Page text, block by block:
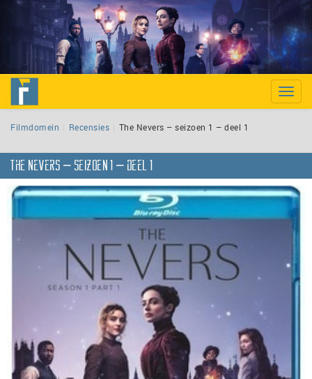
Toggle
Filmdomein Recensies The Nevers – seizoen 1 – deel 1
The Nevers – seizoen 1 – deel 1